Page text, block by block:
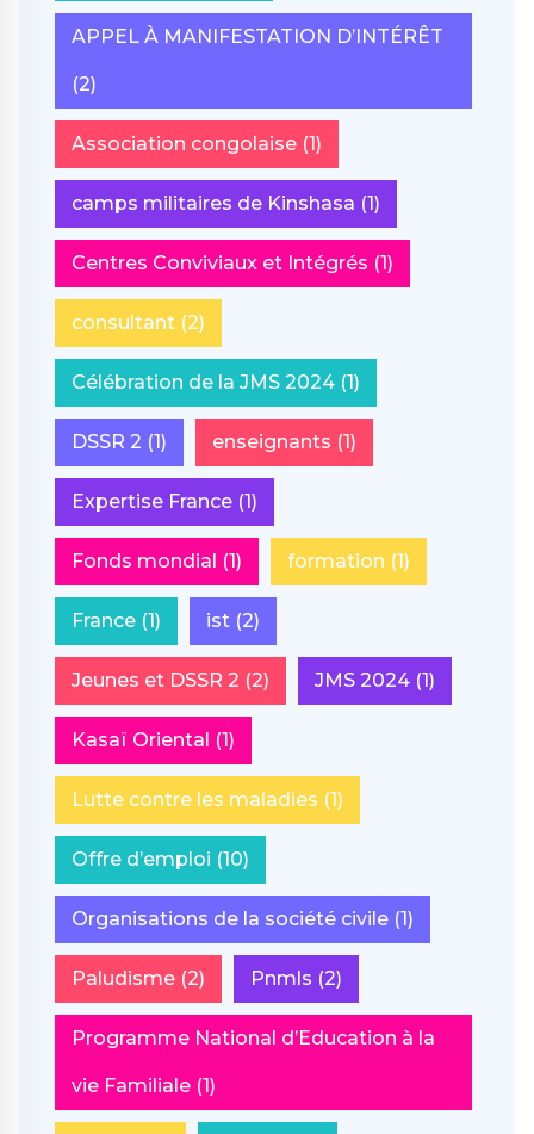
APPEL À MANIFESTATION D’INTÉRÊT
(2)
Association congolaise (1)
camps militaires de Kinshasa (1)
Centres Conviviaux et Intégrés (1)
consultant (2)
Célébration de la JMS 2024 (1)
DSSR 2 (1) enseignants (1)
Expertise France (1)
Fonds mondial (1) formation (1)
France (1) ist (2)
Jeunes et DSSR 2 (2) JMS 2024 (1)
Kasaï Oriental (1)
Lutte contre les maladies (1)
Offre d’emploi (10)
Organisations de la société civile (1)
Paludisme (2) Pnmls (2)
Programme National d’Education à la
vie Familiale (1)